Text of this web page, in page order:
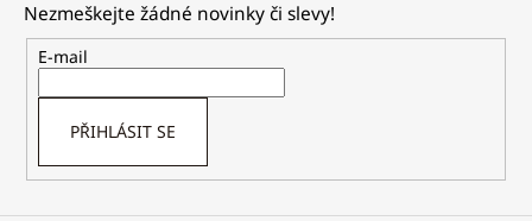
Nezmeškejte žádné novinky či slevy!
E-mail
PŘIHLÁSIT SE